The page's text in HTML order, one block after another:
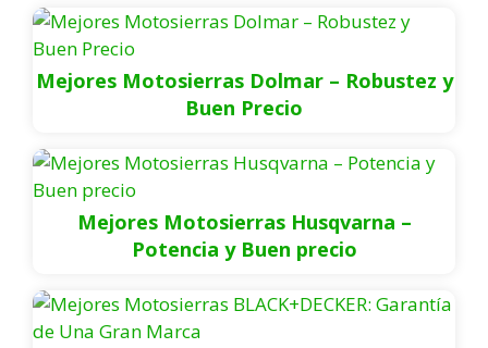
Mejores Motosierras Dolmar – Robustez y
Buen Precio
Mejores Motosierras Husqvarna –
Potencia y Buen precio